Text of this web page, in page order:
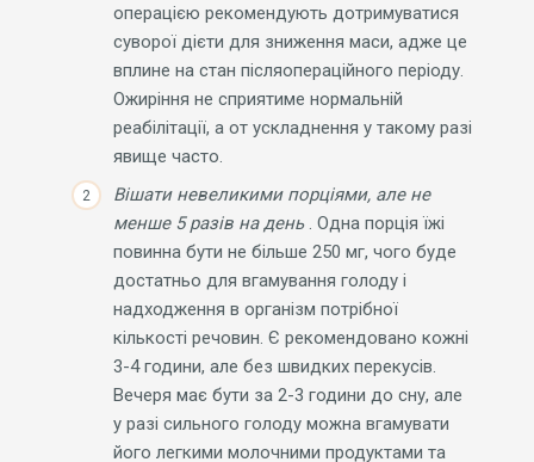
операцією рекомендують дотримуватися
суворої дієти для зниження маси, адже це
вплине на стан післяопераційного періоду.
Ожиріння не сприятиме нормальній
реабілітації, а от ускладнення у такому разі
явище часто.
Вішати невеликими порціями, але не
менше 5 разів на день. Одна порція їжі
повинна бути не більше 250 мг, чого буде
достатньо для вгамування голоду і
надходження в організм потрібної
кількості речовин. Є рекомендовано кожні
3-4 години, але без швидких перекусів.
Вечеря має бути за 2-3 години до сну, але
у разі сильного голоду можна вгамувати
його легкими молочними продуктами та